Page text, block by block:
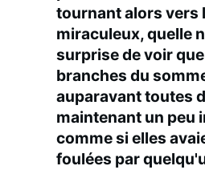
tournant alors vers
miraculeux, quelle
surprise de voir
branches du
auparavant toutes
maintenant un peu
comme si elles
foulées par